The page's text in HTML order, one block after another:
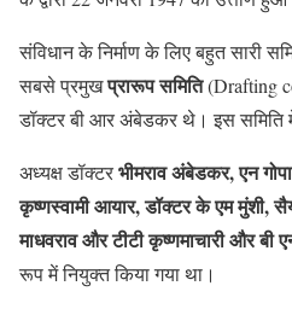
संविधान के निर्माण के लिए बहुत सारी
सबसे प्रमुखप्रारूप समिति(Drafting
डॉक्टर बी आर अंबेडकर थे। इस
अध्यक्ष डॉक्टरभीमराव अंबेडकर, एन
कृष्णस्वामी आयार, डॉक्टर के एम मुंशी,
माधवराव और टीटी कृष्णमाचारी और बी
रूप में नियुक्त किया गया था।